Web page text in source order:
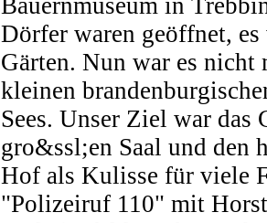
Bauernmuseum in
Dörfer waren geöffnet, es
Gärten. Nun war es nicht
kleinen
Sees. Unser Ziel war das
gro&ssl;en Saal und den
Hof als Kulisse für viele
"Polizeiruf 110" mit